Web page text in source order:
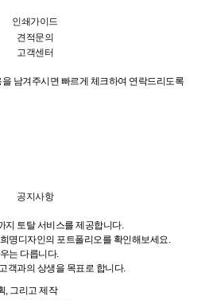
인쇄가이드
견적문의
고객센터
남겨주시면 빠르게 체크하여 연락드리도록
공지사항
지 토탈 서비스를 제공합니다.
명디자인의 포트폴리오를 확인해보세요.
는 다릅니다.
객과의 상생을 목표로 합니다.
, 그리고 제작